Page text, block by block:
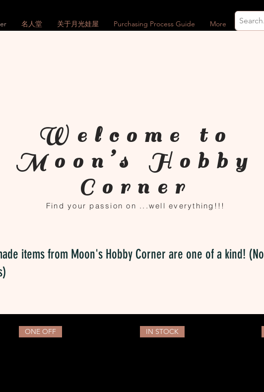
名人堂 关于月光娃屋 Purchasing Process Guide More
Welcome to
Moon’s Hobby
Corner
Find your passion on ...well everything!!!
items from Moon's Hobby Corner are one of a kind! (No
ONE OFF IN STOCK